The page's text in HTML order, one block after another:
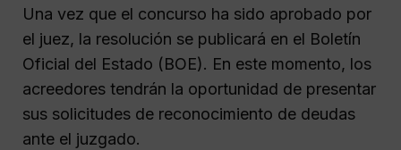
Una vez que el concurso ha sido aprobado por
el juez, la resolución se publicará en el Boletín
Oficial del Estado (BOE). En este momento, los
acreedores tendrán la oportunidad de presentar
sus solicitudes de reconocimiento de deudas
ante el juzgado.